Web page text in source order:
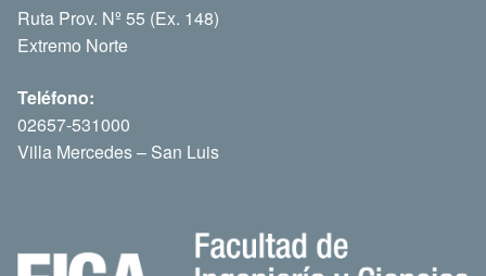
Ruta Prov. Nº 55 (Ex. 148)
Extremo Norte
Teléfono:
02657-531000
Villa Mercedes – San Luis